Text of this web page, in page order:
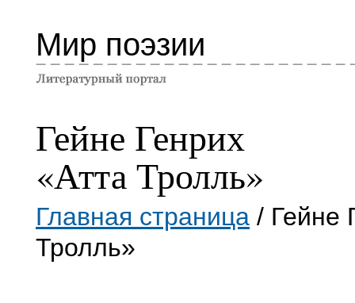
Мир поэзии
Гейне Генрих
«Атта Тролль»
Главная страница / Гейне
Тролль»